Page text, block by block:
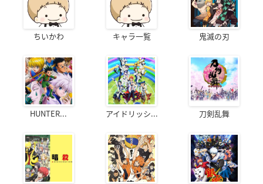
ちいかわ キャラ一覧 鬼滅の刃
HUNTER... アイドリッシ... 刀剣乱舞